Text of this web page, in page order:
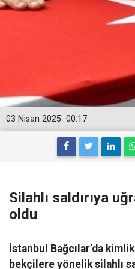
00:17
03 Nisan 2025
Silahlı saldırıya
oldu
İstanbul Bağcılar’da
bekçilere yönelik silahlı